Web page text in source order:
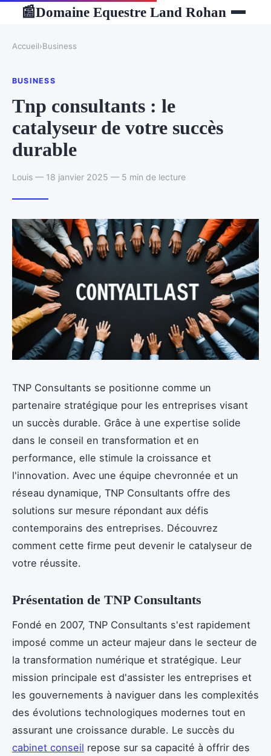
📰Domaine Equestre Land Rohan
Accueil›Business
BUSINESS
Tnp consultants : le
catalyseur de votre succès
durable
Louis — 18 janvier 2025 — 5 min de lecture
TNP Consultants se positionne comme un
partenaire stratégique pour les entreprises visant
un succès durable. Grâce à une expertise solide
dans le conseil en transformation et en
performance, elle stimule la croissance et
l'innovation. Avec une équipe chevronnée et un
réseau dynamique, TNP Consultants offre des
solutions sur mesure répondant aux défis
contemporains des entreprises. Découvrez
comment cette firme peut devenir le catalyseur de
votre réussite.
Présentation de TNP Consultants
Fondé en 2007, TNP Consultants s'est rapidement
imposé comme un acteur majeur dans le secteur de
la transformation numérique et stratégique. Leur
mission principale est d'assister les entreprises et
les gouvernements à naviguer dans les complexités
des évolutions technologiques modernes tout en
assurant une croissance durable. Le succès du
cabinet conseil repose sur sa capacité à offrir des